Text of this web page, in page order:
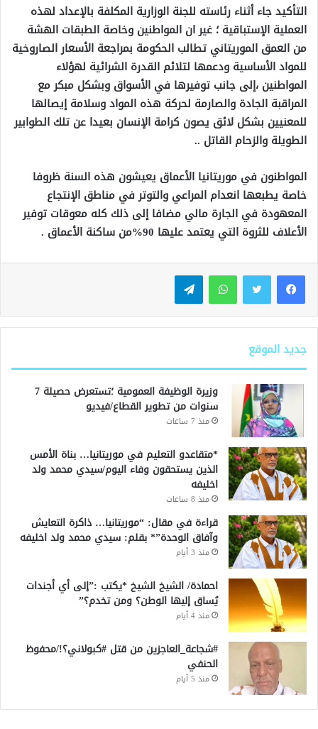
التأكيد جاء أثناء رئاسته للجنة الوزارية المكلفة بالإعداد لهذه
العملية الإستباقية ؛ غير ان المواطنين وخاصة الطبقات الهشة
من العمق الموريتاني تطالب الحكومة بمراجعة الأسعار الصاروخية
للمواد الأساسية ودعمها لتلائم القدرة الشرائية لهؤلاء
المواطنين ،إلى جانب توفيرها في الأسواق وبشكل مبكر مع
المراقبة الجادة والصارمة لحركة هذه المواد وسلامة إيصالها
للمعنيين بشكل لائق يصون كرامة الإنسان بعيدا عن تلك الطوابير
الطويلة والزحام القاتل ..
المواطنون في موريتانيا الأعماق يعيشون هذه السنة ظروفا
خاصة يطبعها انعدام المراعي والتوتر في مناطق الإنتجاع
المعهودة في الجارة مالي مضافا إلى ذلك كله معوقات توفير
الأعلاف للثروة التي يعتمد عليها 90%من ساكنة الأعماق .
واتساب تيلقرام
جديد الموقع
وزيرة الوظيفة العمومية ؛تستعرض حصيلة 7
سنوات من تطوير القطاع/فيديو
منذ 7 ساعات
*متقاعدو التعليم في موريتانيا… بناة الأمس
الذين يستحقون وفاء اليوم/سيدي محمد ولد
اخليفه
منذ 8 ساعات
قراءة في مقال: “موريتانيا… ذاكرة التعايش
وآفاق الوحدة”* بقلم: سيدي محمد ولد اخليفه
منذ 3 أيام
احمادة/ الشيخ الشيخ *يكتب :”إلى أي أجندات
يُساق إليها الوطن؟ ومن تخدم؟”
منذ 4 أيام
#شجاعة_العاجزين من قتل #كبولاني؟!/محفوظ
الحنفي
منذ 5 أيام